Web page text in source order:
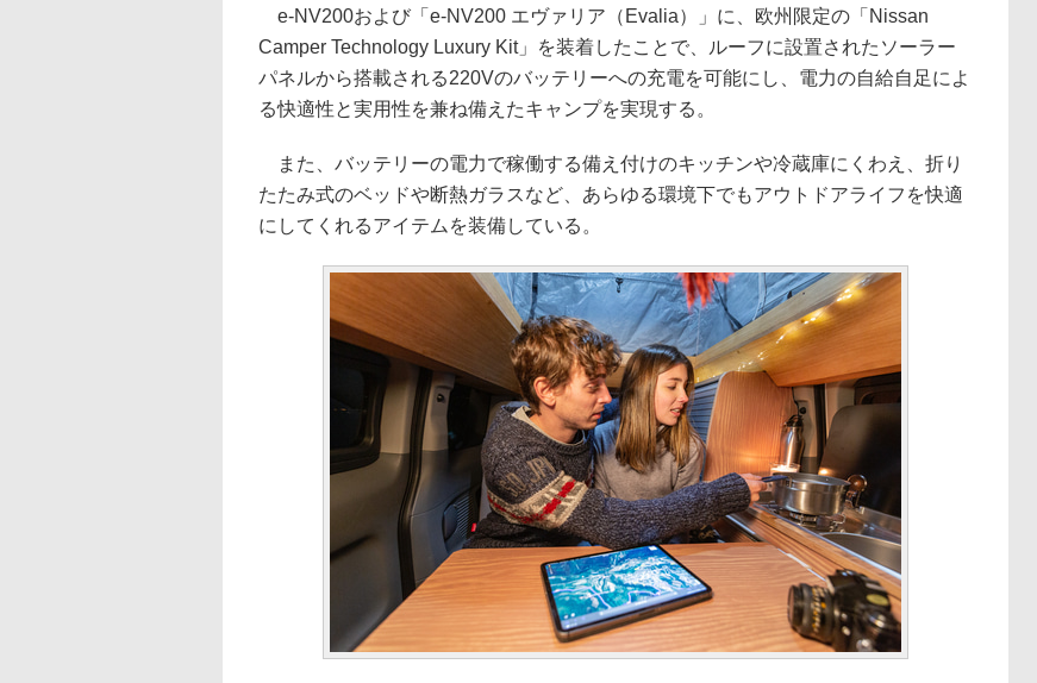
e-NV200および「e-NV200 エヴァリア（Evalia）」に、欧州限定の「Nissan
Camper Technology Luxury Kit」を装着したことで、ルーフに設置されたソーラー
パネルから搭載される220Vのバッテリーへの充電を可能にし、電力の自給自足によ
る快適性と実用性を兼ね備えたキャンプを実現する。
また、バッテリーの電力で稼働する備え付けのキッチンや冷蔵庫にくわえ、折り
たたみ式のベッドや断熱ガラスなど、あらゆる環境下でもアウトドアライフを快適
にしてくれるアイテムを装備している。